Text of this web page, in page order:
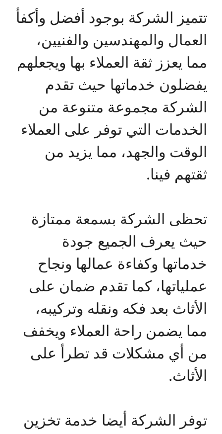
تتميز الشركة بوجود أفضل وأكفأ
العمال والمهندسين والفنيين،
مما يعزز ثقة العملاء بها ويجعلهم
يفضلون خدماتها حيث تقدم
الشركة مجموعة متنوعة من
الخدمات التي توفر على العملاء
الوقت والجهد، مما يزيد من
ثقتهم فينا.
تحظى الشركة بسمعة ممتازة
حيث يعرف الجميع جودة
خدماتها وكفاءة عمالها ونجاح
عملياتها، كما تقدم ضمان على
الأثاث بعد فكه ونقله وتركيبه،
مما يضمن راحة العملاء ويخفف
من أي مشكلات قد تطرأ على
الأثاث.
توفر الشركة أيضا خدمة تخزين